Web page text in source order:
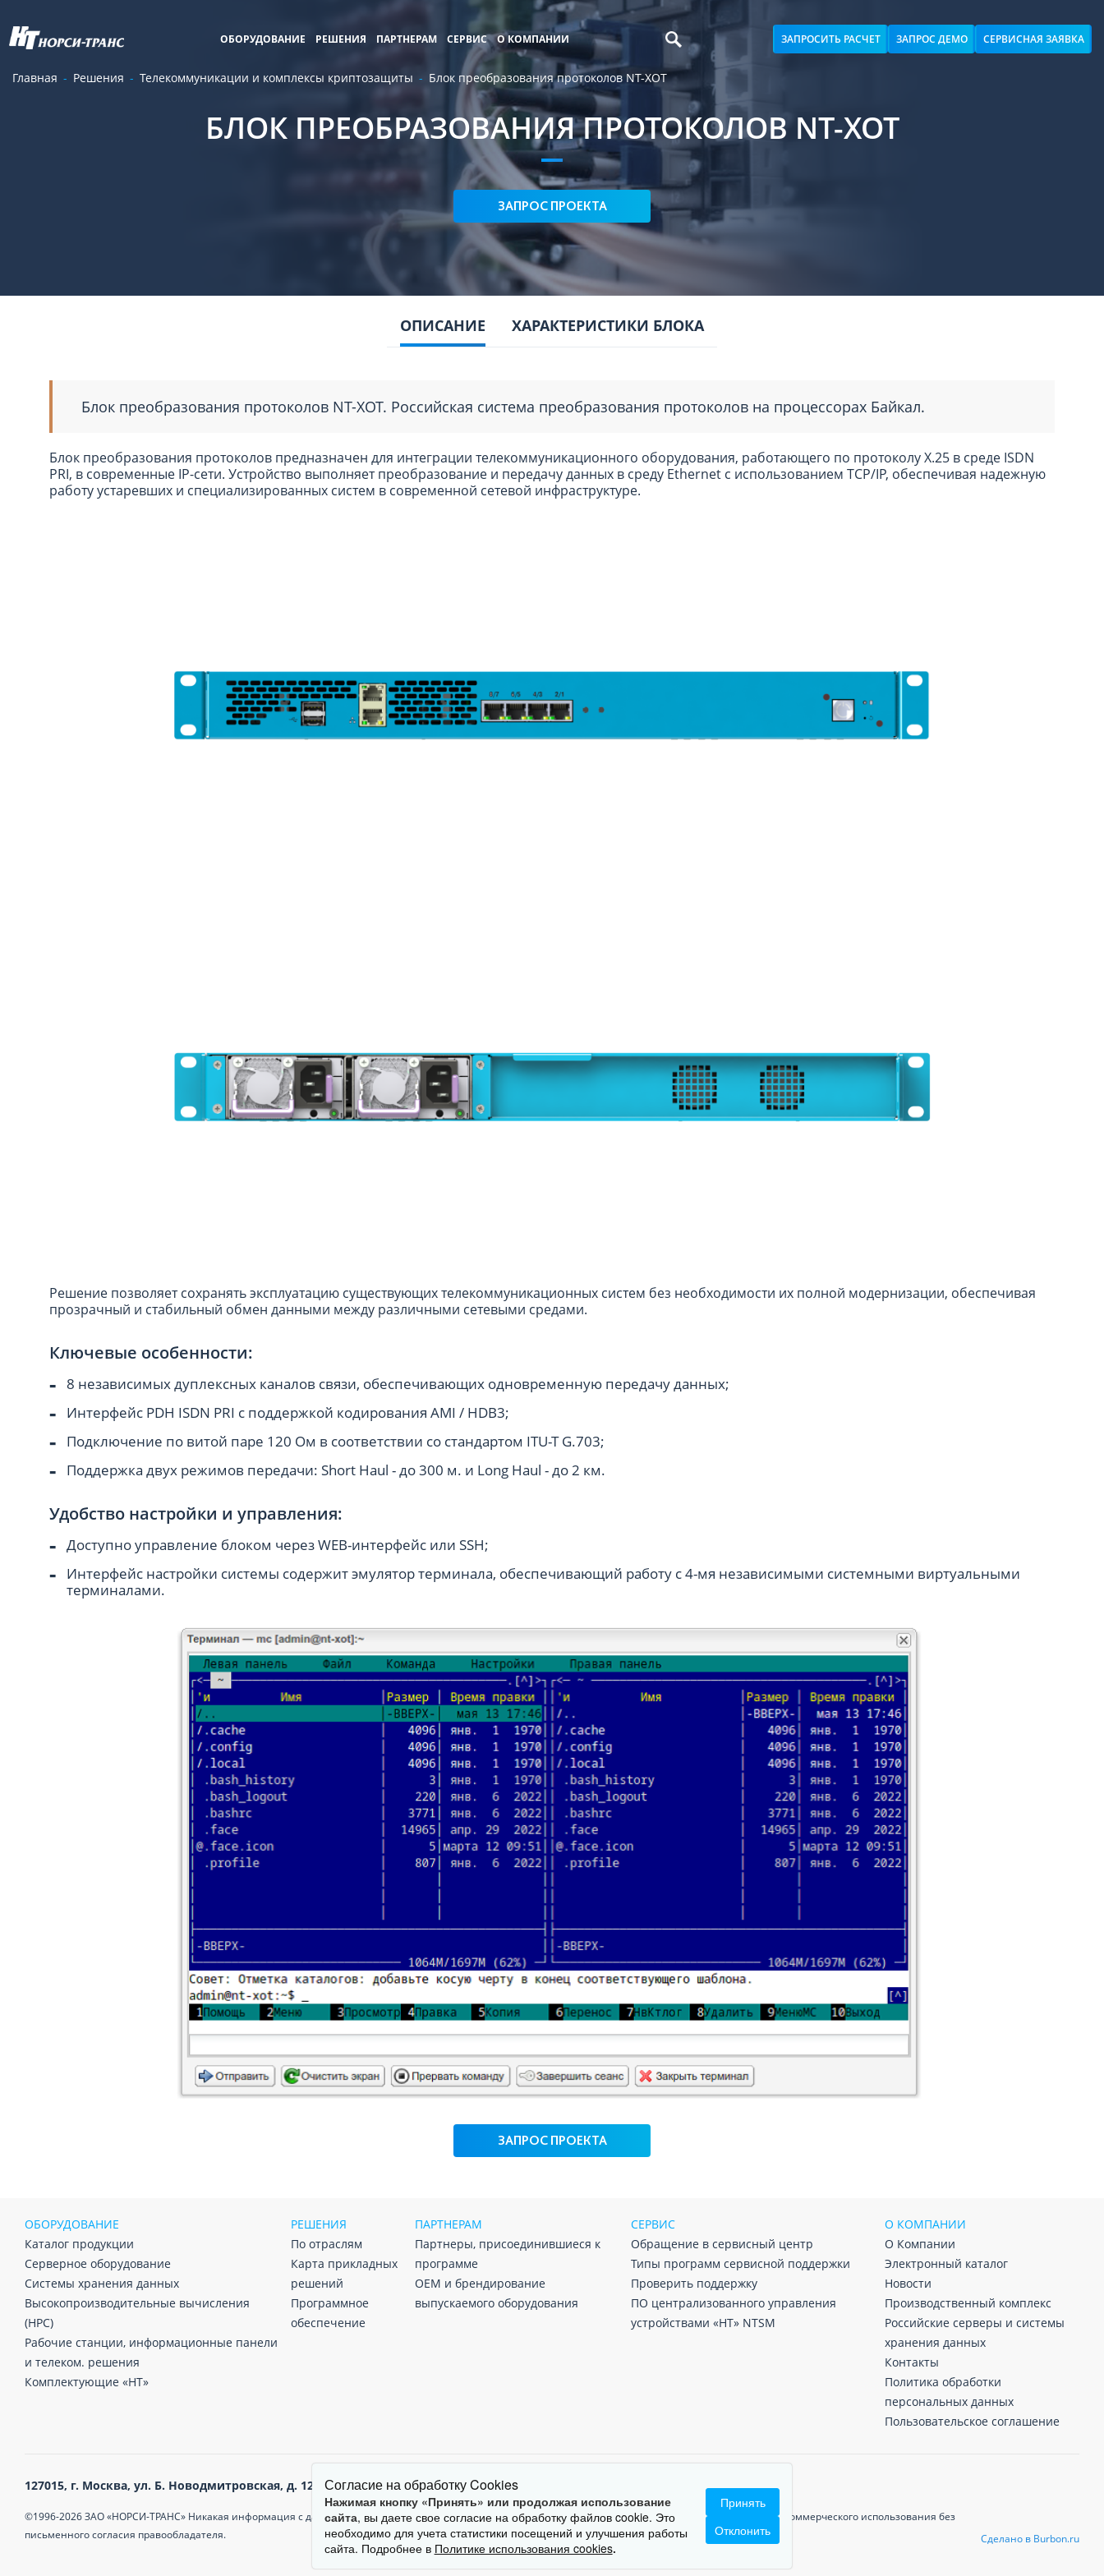
ОБОРУДОВАНИЕ РЕШЕНИЯ ПАРТНЕРАМ СЕРВИС О КОМПАНИИ ЗАПРОСИТЬ РАСЧЕТ ЗАПРОС ДЕМО СЕРВИСНАЯ ЗАЯВКА
Главная Решения Телекоммуникации и комплексы криптозащиты Блок преобразования протоколов NT-XOT
БЛОК ПРЕОБРАЗОВАНИЯ ПРОТОКОЛОВ NT-XOT
ЗАПРОС ПРОЕКТА
ОПИСАНИЕ ХАРАКТЕРИСТИКИ БЛОКА
Блок преобразования протоколов NT-XOT. Российская система преобразования протоколов на процессорах Байкал.
Блок преобразования протоколов предназначен для интеграции телекоммуникационного оборудования, работающего по протоколу X.25 в среде ISDN
PRI, в современные IP-сети. Устройство выполняет преобразование и передачу данных в среду Ethernet с использованием TCP/IP, обеспечивая надежную
работу устаревших и специализированных систем в современной сетевой инфраструктуре.
Решение позволяет сохранять эксплуатацию существующих телекоммуникационных систем без необходимости их полной модернизации, обеспечивая
прозрачный и стабильный обмен данными между различными сетевыми средами.
Ключевые особенности:
8 независимых дуплексных каналов связи, обеспечивающих одновременную передачу данных;
Интерфейс PDH ISDN PRI с поддержкой кодирования AMI / HDB3;
Подключение по витой паре 120 Ом в соответствии со стандартом ITU-T G.703;
Поддержка двух режимов передачи: Short Haul - до 300 м. и Long Haul - до 2 км.
Удобство настройки и управления:
Доступно управление блоком через WEB-интерфейс или SSH;
Интерфейс настройки системы содержит эмулятор терминала, обеспечивающий работу с 4-мя независимыми системными виртуальными
терминалами.
ЗАПРОС ПРОЕКТА
ОБОРУДОВАНИЕ
Каталог продукции
Серверное оборудование
Системы хранения данных
Высокопроизводительные вычисления
(HPC)
Рабочие станции, информационные панели
и телеком. решения
Комплектующие «НТ»
РЕШЕНИЯ
По отраслям
Карта прикладных
решений
Программное
обеспечение
ПАРТНЕРАМ
Партнеры, присоединившиеся к
программе
ОЕМ и брендирование
выпускаемого оборудования
СЕРВИС
Обращение в сервисный центр
Типы программ сервисной поддержки
Проверить поддержку
ПО централизованного управления
устройствами «НТ» NTSM
О КОМПАНИИ
О Компании
Электронный каталог
Новости
Производственный комплекс
Российские серверы и системы
хранения данных
Контакты
Политика обработки
персональных данных
Пользовательское соглашение
127015, г. Москва, ул. Б. Новодмитровская, д. 12, стр. 15,Тел:(495) 748-74-83info@norsi-trans.ru
©1996-2026 ЗАО «НОРСИ-ТРАНС» Никакая информация с данного сайта не может быть скопирована, распространена либо передана любым способом для коммерческого использования без
письменного согласия правообладателя.
Сделано в Burbon.ru
Согласие на обработку Cookies
Нажимая кнопку «Принять» или продолжая использование
сайта, вы даете свое согласие на обработку файлов cookie. Это
необходимо для учета статистики посещений и улучшения работы
сайта. Подробнее в Политике использования cookies.
Принять
Отклонить